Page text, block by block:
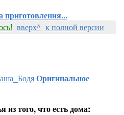
приготовления...
вверх^ к полной версии
Оригинальное
из того, что есть дома: